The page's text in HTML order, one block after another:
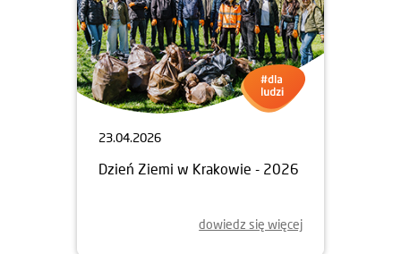
23.04.2026
Dzień Ziemi w Krakowie - 2026
dowiedz się więcej